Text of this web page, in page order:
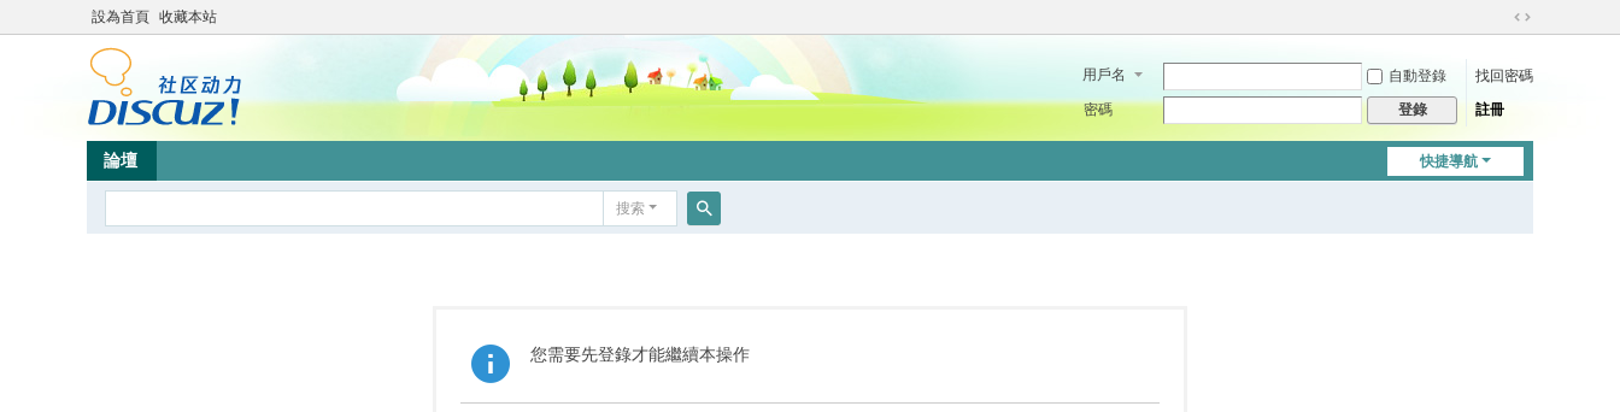
設為首頁 收藏本站
切
到
用戶名 自動登錄
找回密碼
密碼
登錄 註冊
快捷導航
論壇
搜索
您需要先登錄才能繼續本操作